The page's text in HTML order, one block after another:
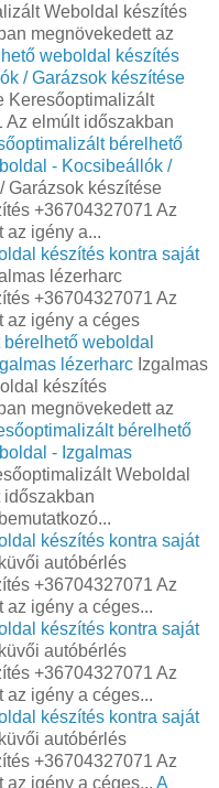
Weboldal készítés
megnövekedett az
weboldal készítés
/ Garázsok készítése
Keresőoptimalizált
elmúlt időszakban
bérelhető
- Kocsibeállók /
Garázsok készítése
+36704327071 Az
az igény a...
készítés kontra saját
lézerharc
+36704327071 Az
az igény a céges
weboldal
lézerharc Izgalmas
készítés
megnövekedett az
bérelhető
- Izgalmas
Weboldal
időszakban
készítés kontra saját
autóbérlés
+36704327071 Az
igény a céges...
készítés kontra saját
autóbérlés
+36704327071 Az
igény a céges...
készítés kontra saját
autóbérlés
+36704327071 Az
igény a céges... A